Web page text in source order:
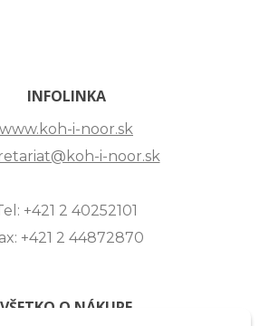
INFOLINKA
www.koh-i-noor.sk
i-noor.sk
+421 2 40252101
+421 2 44872870
VŠETKO O NÁKUPE